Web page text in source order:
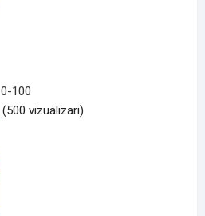
100
(500 vizualizari)